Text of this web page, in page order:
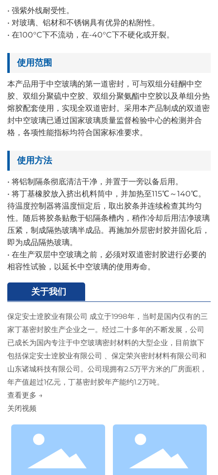
• 强紫外线耐受性。
• 对玻璃、铝材和不锈钢具有优异的粘附性。
• 在100°C下不流动，在-40°C下不硬化或开裂。
使用范围
本产品用于中空玻璃的第一道密封，可与双组分硅酮中空
胶、双组分聚硫中空胶、双组分聚氨酯中空胶以及单组分热
熔胶配套使用，实现全双道密封。采用本产品制成的双道密
封中空玻璃已通过国家玻璃质量监督检验中心的检测并合
格，各项性能指标均符合国家标准要求。
使用方法
• 将铝制隔条彻底清洁干净，并置于一旁以备后用。
• 将丁基橡胶放入挤出机料筒中，并加热至115℃～140℃。
待温度控制器将温度恒定后，取出胶条并连续检查其均匀
性。随后将胶条贴敷于铝隔条槽内，稍作冷却后用洁净玻璃
压紧，制成隔热玻璃半成品。再施加外层密封胶并固化后，
即为成品隔热玻璃。
• 在生产双层中空玻璃之前，必须对双道密封胶进行必要的
相容性试验，以延长中空玻璃的使用寿命。
关于我们
保定安士逹胶业有限公司 成立于1998年，当时是国内仅有的三
家丁基密封胶生产企业之一。经过二十多年的不断发展，公司
已成长为国内专注于中空玻璃密封材料的大型企业，目前旗下
包括保定安士逹胶业有限公司 、保定荣兴密封材料有限公司和
山东诸城科技有限公司。公司现拥有2.5万平方米的厂房面积，
年产值超过1亿元，丁基密封胶年产能约1.2万吨。
查看更多 →
关闭视频